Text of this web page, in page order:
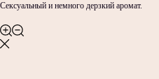
Сексуальный и немного дерзкий аромат.